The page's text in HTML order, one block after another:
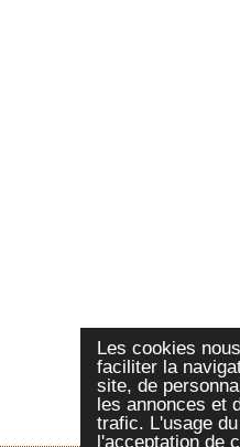
Les cookies
faciliter la
site, de
les annonces et
trafic. L'usage
l'acceptation de